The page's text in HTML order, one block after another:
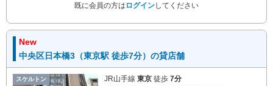
既に会員の方は ログインしてください
New
中央区日本橋3（東京駅 徒歩7分）の貸店舗
スケルトン JR山手線 東京 徒歩 7分